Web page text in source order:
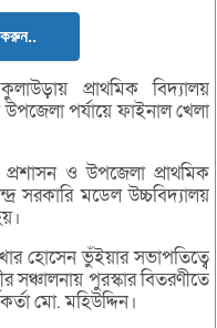
করুন..
প্রাথমিক বিদ্যালয়
পর্যায়ে ফাইনাল খেলা
ও উপজেলা প্রাথমিক
সরকারি মডেল উচ্চবিদ্যালয়
হোসেন ভুঁইয়ার সভাপতিত্বে
সঞ্চালনায় পুরস্কার বিতরণীতে
মো. মহিউদ্দিন।